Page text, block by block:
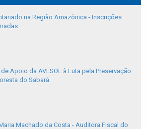
na Região Amazônica - Inscrições
Apoio da AVESOL à Luta pela Preservação
do Sabará
Machado da Costa - Auditora Fiscal do